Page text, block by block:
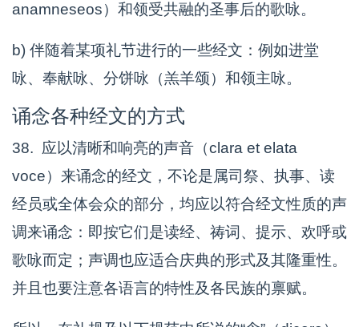
anamneseos）和领受共融的圣事后的歌咏。
b) 伴随着某项礼节进行的一些经文：例如进堂
咏、奉献咏、分饼咏（羔羊颂）和领主咏。
诵念各种经文的方式
38. 应以清晰和响亮的声音（clara et elata
voce）来诵念的经文，不论是属司祭、执事、读
经员或全体会众的部分，均应以符合经文性质的声
调来诵念：即按它们是读经、祷词、提示、欢呼或
歌咏而定；声调也应适合庆典的形式及其隆重性。
并且也要注意各语言的特性及各民族的禀赋。